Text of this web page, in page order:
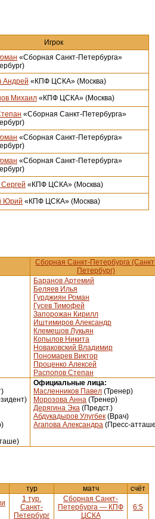
Игрок
«Сборная Санкт-Петербурга»
Андрей «КПФ ЦСКА» (Москва)
Михаил «КПФ ЦСКА» (Москва)
«Сборная Санкт-Петербурга»
«Сборная Санкт-Петербурга»
«Сборная Санкт-Петербурга»
«КПФ ЦСКА» (Москва)
Юрий «КПФ ЦСКА» (Москва)
Сборная Санкт-Петербурга
Петербург)
Баранов Артемий
Беляев Илья
Гурджиян Роман
Гусев Тимофей
Запорожан Кирилл
Иштимиров Александр
Клемешов Лукьян
Копылов Никита
Новаковский Владимир
Пономарев Виктор
Проценко Алексей
Распопов Степан
Официальные лица:
Масленников Павел (Тренер)
Морозова Анна (Тренер)
Дерягина Эка (Предст.)
Абдукадыров Улугбек (Врач)
Агапова Александра (Пресс-
тур матч счёт
1 тур.
Санкт-
Петербург
Сборная Санкт-
Петербурга — КПФ
ЦСКА
6:5